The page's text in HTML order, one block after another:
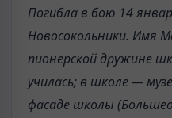
Погибла в бою 14
Новосокольники. Имя
пионерской дружине
училась; в школе —
фасаде школы